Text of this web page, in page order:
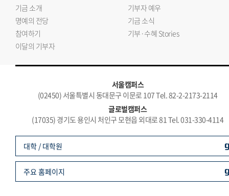
기금 소개
기부자 예우
명예의 전당
기금 소식
참여하기
기부·수혜 Stories
이달의 기부자
서울캠퍼스
(02450) 서울특별시 동대문구 이문로 107 Tel. 82-2-2173-2114
글로벌캠퍼스
(17035) 경기도 용인시 처인구 모현읍 외대로 81 Tel. 031-330-4114
대학 / 대학원
주요 홈페이지